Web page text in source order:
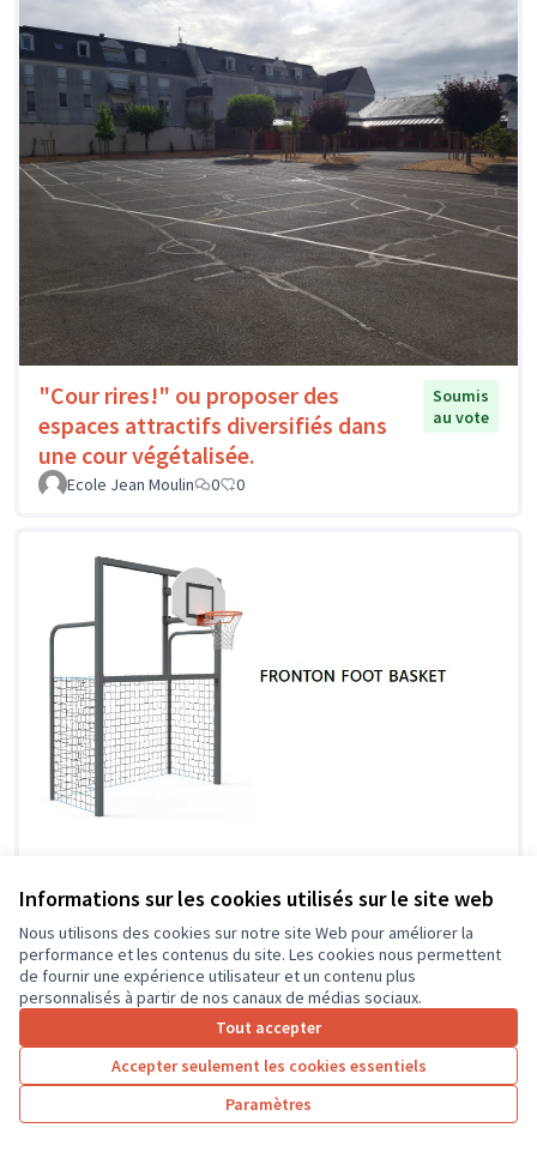
Informations sur les cookies utilisés sur le site web
Nous utilisons des cookies sur notre site Web pour améliorer la
performance et les contenus du site. Les cookies nous permettent
de fournir une expérience utilisateur et un contenu plus
personnalisés à partir de nos canaux de médias sociaux.
Tout accepter
Accepter seulement les cookies essentiels
Paramètres
"Cour rires!" ou proposer des
espaces attractifs diversifiés dans
une cour végétalisée.
Soumis
au vote
Ecole Jean Moulin 0 0